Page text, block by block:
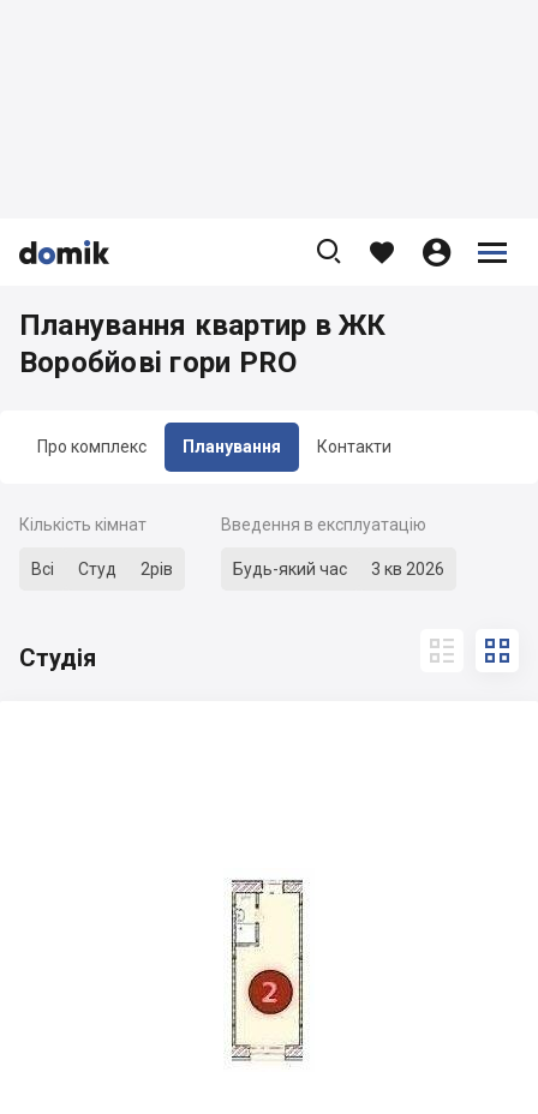


    


Про комплекс Планування Контакти
Планування квартир в ЖК
Воробйовi гори PRO
Кількість кімнат
Всі Студ 2рів
Введення в експлуатацію
Будь-який час 3 кв 2026
Студія  